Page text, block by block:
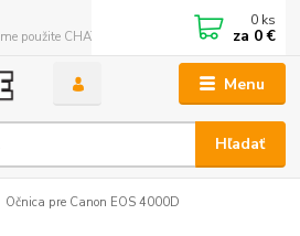
Menu
Hľadať
použite CHATBOX
0 ks
za 0 €
Očnica pre Canon EOS 4000D